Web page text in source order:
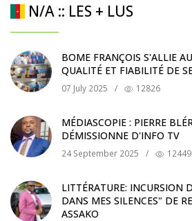
N/A :: LES + LUS
BOME FRANÇOIS S'ALLIE
QUALITÉ ET FIABILITÉ DE
07 July 2025 / 12826
MÉDIASCOPIE : PIERRE
DÉMISSIONNE D'INFO TV
24 September 2025 / 12449
LITTÉRATURE: INCURSION
DANS MES SILENCES" DE
ASSAKO